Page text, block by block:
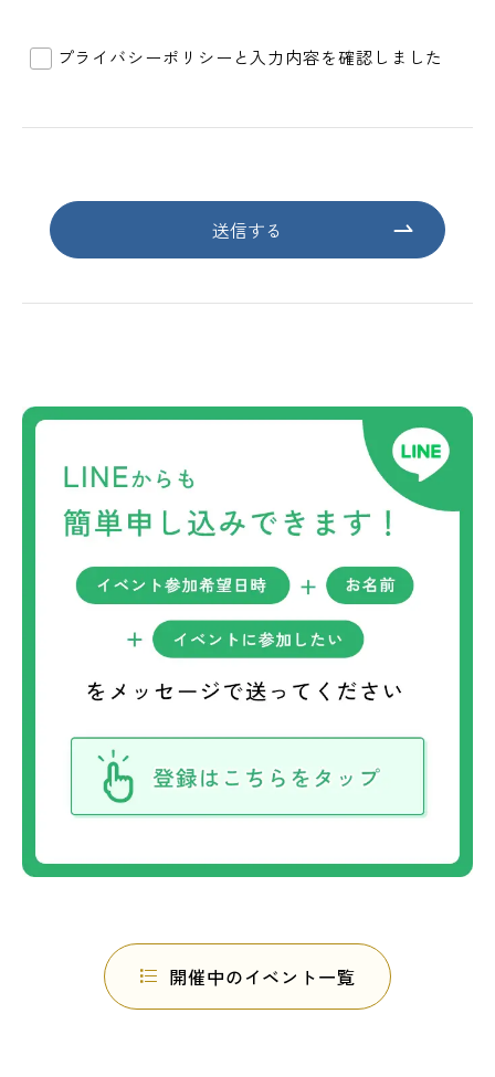
プライバシーポリシーと入力内容を確認しました
送信する
開催中のイベント一覧